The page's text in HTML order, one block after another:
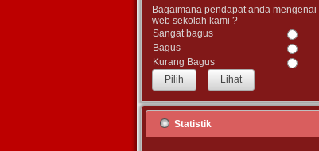
Bagaimana pendapat anda mengenai
web sekolah kami ?
Sangat bagus
Bagus
Kurang Bagus
Lihat
Statistik